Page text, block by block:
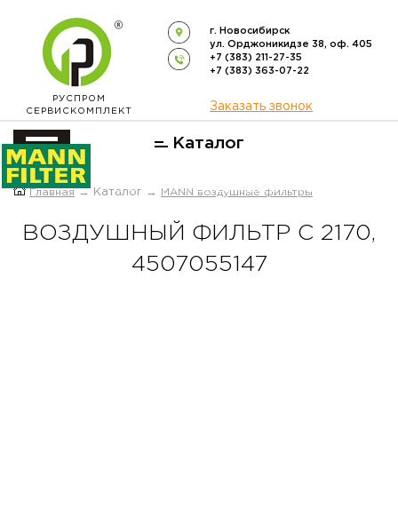
РУСПРОМ
СЕРВИСКОМПЛЕКТ
г. Новосибирск
ул. Орджоникидзе 38, оф. 405
+7 (383) 211-27-35
+7 (383) 363-07-22
Заказать звонок
Каталог
ОФИЦИАЛЬНЫЙ ДИСТРИБЬЮТОР
Главная → Каталог → MANN воздушные фильтры
ВОЗДУШНЫЙ ФИЛЬТР C 2170,
4507055147